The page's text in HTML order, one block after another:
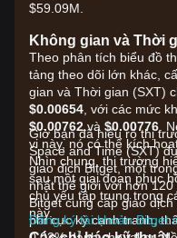
$59.09M.
Không gian và Thời
Theo phân tích biểu đồ
tảng theo dõi lớn khác,
gian và Thời gian (SXT)
$0.00654 , với các mức
$0.00762và $0.00776 .
vi này, nó có thể kích
Nhìn chung, thị trường
sau một giai đoạn phục
chủ yếu tập trung trong
này.
Giờ bạn đã hiểu rõ thị
Space and Time (SXT)
giao dịch Bitget, một
nhất thế giới với hơn
Bitget cung cấp giao dịch
phí cực kỳ cạnh tranh,
Đăng ký tài khoản Bitget